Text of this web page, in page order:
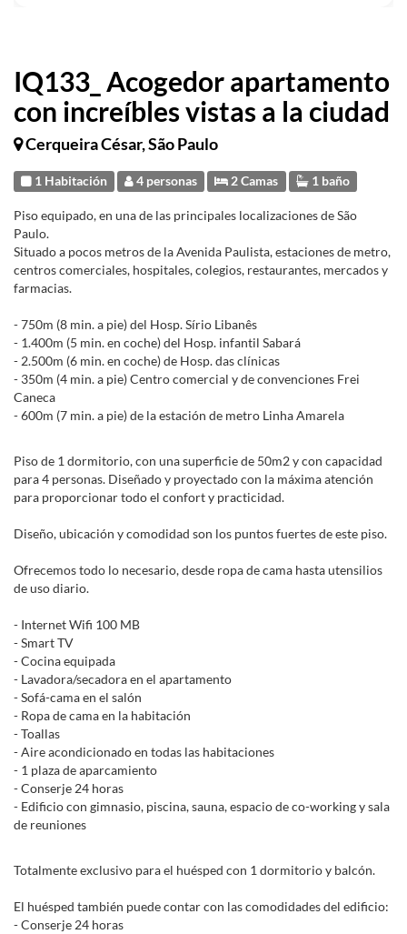
IQ133_ Acogedor apartamento
con increíbles vistas a la ciudad
Cerqueira César, São Paulo
1 Habitación 4 personas 2 Camas 1 baño
Piso equipado, en una de las principales localizaciones de São
Paulo.
Situado a pocos metros de la Avenida Paulista, estaciones de metro,
centros comerciales, hospitales, colegios, restaurantes, mercados y
farmacias.
- 750m (8 min. a pie) del Hosp. Sírio Libanês
- 1.400m (5 min. en coche) del Hosp. infantil Sabará
- 2.500m (6 min. en coche) de Hosp. das clínicas
- 350m (4 min. a pie) Centro comercial y de convenciones Frei
Caneca
- 600m (7 min. a pie) de la estación de metro Linha Amarela
Piso de 1 dormitorio, con una superficie de 50m2 y con capacidad
para 4 personas. Diseñado y proyectado con la máxima atención
para proporcionar todo el confort y practicidad.
Diseño, ubicación y comodidad son los puntos fuertes de este piso.
Ofrecemos todo lo necesario, desde ropa de cama hasta utensilios
de uso diario.
- Internet Wifi 100 MB
- Smart TV
- Cocina equipada
- Lavadora/secadora en el apartamento
- Sofá-cama en el salón
- Ropa de cama en la habitación
- Toallas
- Aire acondicionado en todas las habitaciones
- 1 plaza de aparcamiento
- Conserje 24 horas
- Edificio con gimnasio, piscina, sauna, espacio de co-working y sala
de reuniones
Totalmente exclusivo para el huésped con 1 dormitorio y balcón.
El huésped también puede contar con las comodidades del edificio:
- Conserje 24 horas